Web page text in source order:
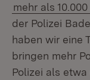
mehr als
der Polizei
haben wir eine
bringen mehr
Polizei als etwa